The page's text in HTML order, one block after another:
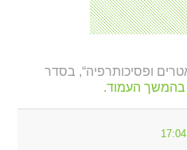
ופסיכותרפיה“, בסדר
בהמשך העמוד.